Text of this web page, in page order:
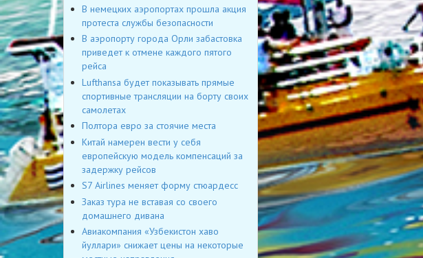
В немецких аэропортах прошла акция
протеста службы безопасности
В аэропорту города Орли забастовка
приведет к отмене каждого пятого
рейса
Lufthansa будет показывать прямые
спортивные трансляции на борту своих
самолетах
Полтора евро за стоячие места
Китай намерен вести у себя
европейскую модель компенсаций за
задержку рейсов
S7 Airlines меняет форму стюардесс
Заказ тура не вставая со своего
домашнего дивана
Авиакомпания «Узбекистон хаво
йуллари» снижает цены на некоторые